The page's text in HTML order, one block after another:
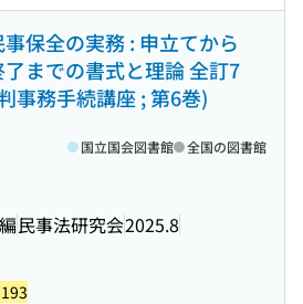
保全の実務 : 申立てから
までの書式と理論 全訂7
事務手続講座 ; 第6巻)
民事法研究会2025.8
国立国会図書館 全国の図書館